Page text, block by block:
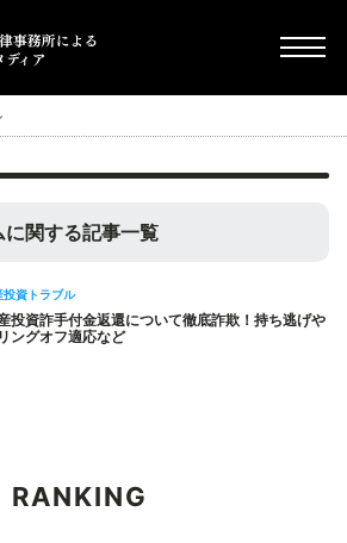
生・自己破産・過払金）
chevron_right
に関する記事一覧
投資トラブル
投資詐手付金返還について徹底詐欺！持ち逃げや
ングオフ適応など
RANKING